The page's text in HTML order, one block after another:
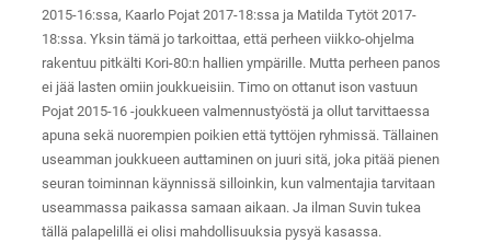
2015-16:ssa, Kaarlo Pojat 2017-18:ssa ja Matilda Tytöt 2017-
18:ssa. Yksin tämä jo tarkoittaa, että perheen viikko-ohjelma
rakentuu pitkälti Kori-80:n hallien ympärille. Mutta perheen panos
ei jää lasten omiin joukkueisiin. Timo on ottanut ison vastuun
Pojat 2015-16 -joukkueen valmennustyöstä ja ollut tarvittaessa
apuna sekä nuorempien poikien että tyttöjen ryhmissä. Tällainen
useamman joukkueen auttaminen on juuri sitä, joka pitää pienen
seuran toiminnan käynnissä silloinkin, kun valmentajia tarvitaan
useammassa paikassa samaan aikaan. Ja ilman Suvin tukea
tällä palapelillä ei olisi mahdollisuuksia pysyä kasassa.